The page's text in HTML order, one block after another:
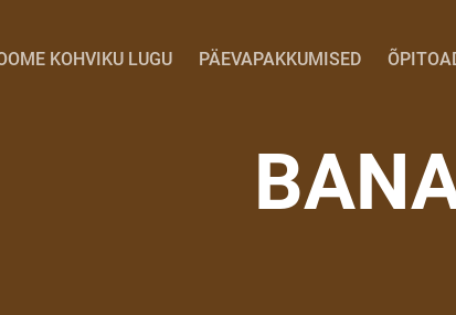
KOHVIKU LUGU PÄEVAPAKKUMISED